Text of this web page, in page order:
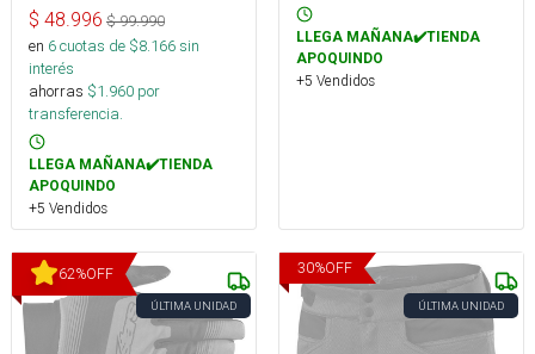
$ 48.996 $99.990
en 6cuotas de $8.166sin
interés
ahorras $1.960 por
transferencia.
LLEGA MAÑANA✔️TIENDA
APOQUINDO
+5 Vendidos
LLEGA MAÑANA✔️TIENDA
APOQUINDO
+5 Vendidos
62%OFF
ÚLTIMA UNIDAD
30%OFF
ÚLTIMA UNIDAD